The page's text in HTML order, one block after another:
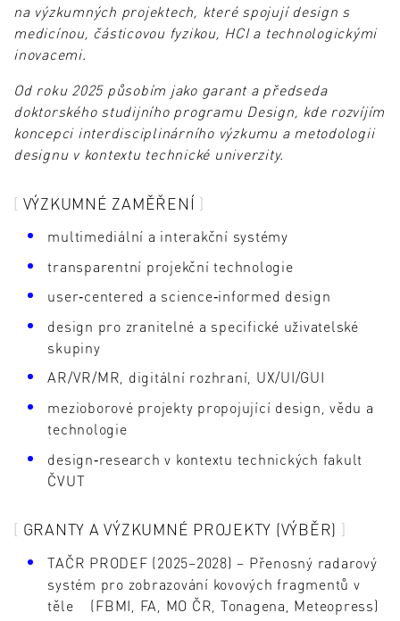
na výzkumných projektech, které spojují design s
medicínou, částicovou fyzikou, HCI a technologickými
inovacemi.
Od roku 2025 působím jako garant a předseda
doktorského studijního programu Design, kde rozvíjím
koncepci interdisciplinárního výzkumu a metodologii
designu v kontextu technické univerzity.
VÝZKUMNÉ ZAMĚŘENÍ
multimediální a interakční systémy
transparentní projekční technologie
user‑centered a science‑informed design
design pro zranitelné a specifické uživatelské
skupiny
AR/VR/MR, digitální rozhraní, UX/UI/GUI
mezioborové projekty propojující design, vědu a
technologie
design‑research v kontextu technických fakult
ČVUT
GRANTY A VÝZKUMNÉ PROJEKTY (VÝBĚR)
TAČR PRODEF (2025–2028) – Přenosný radarový
systém pro zobrazování kovových fragmentů v
těle (FBMI, FA, MO ČR, Tonagena, Meteopress)